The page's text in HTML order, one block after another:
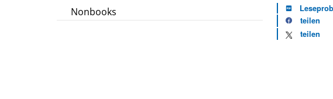
Nonbooks
teilen
teilen